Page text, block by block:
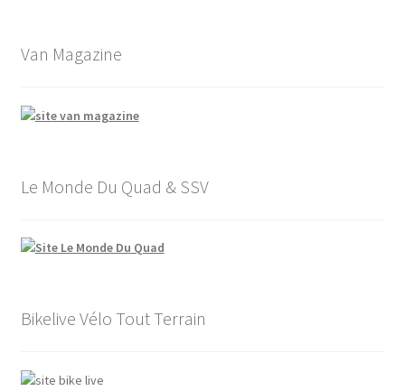
Van Magazine
Le Monde Du Quad & SSV
Bikelive Vélo Tout Terrain